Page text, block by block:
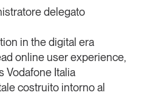
delegato
in the digital era
online user experience,
Vodafone Italia
costruito intorno al